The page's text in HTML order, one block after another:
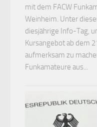
mit dem FACW
Weinheim. Unter
diesjährige Info-Tag,
Kursangebot ab dem
aufmerksam zu
Funkamateure aus...